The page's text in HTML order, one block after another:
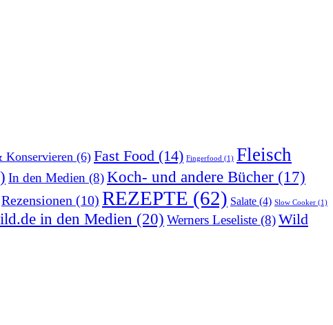
Konservieren (6) Fast Food (14) Fingerfood (1) Fleisch
In den Medien (8)Koch- und andere Bücher (17)
Rezensionen (10) REZEPTE (62) Salate (4) Slow Cooker (1)
in den Medien (20) Werners Leseliste (8)Wild